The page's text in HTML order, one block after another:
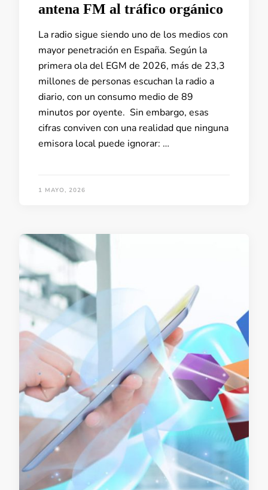
antena FM al tráfico orgánico
La radio sigue siendo uno de los medios con
mayor penetración en España. Según la
primera ola del EGM de 2026, más de 23,3
millones de personas escuchan la radio a
diario, con un consumo medio de 89
minutos por oyente. Sin embargo, esas
cifras conviven con una realidad que ninguna
emisora local puede ignorar: …
1 MAYO, 2026